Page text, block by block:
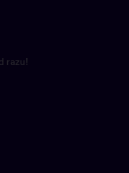
razu!